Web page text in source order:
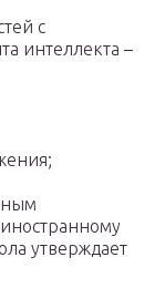
с
интеллекта –
утверждает